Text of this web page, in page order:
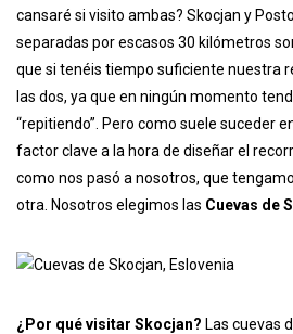
cansaré si visito ambas? Skocjan y
separadas por escasos 30 kilómetros
que si tenéis tiempo suficiente nuestra
las dos, ya que en ningún momento
“repitiendo”. Pero como suele suceder
factor clave a la hora de diseñar el
como nos pasó a nosotros, que
otra. Nosotros elegimos las Cuevas de
¿Por qué visitar Skocjan? Las cuevas